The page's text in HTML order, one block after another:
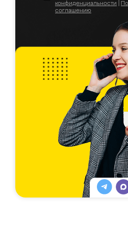
конфиденциальности
соглашению